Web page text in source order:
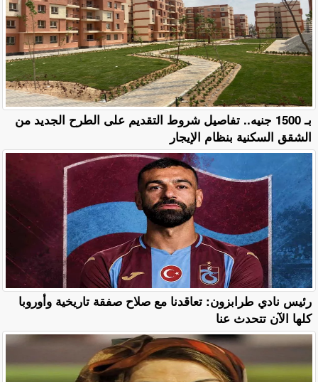
بـ 1500 جنيه.. تفاصيل شروط التقديم على الطرح الجديد من
الشقق السكنية بنظام الإيجار
رئيس نادي طرابزون: تعاقدنا مع صلاح صفقة تاريخية وأوروبا
كلها الآن تتحدث عنا